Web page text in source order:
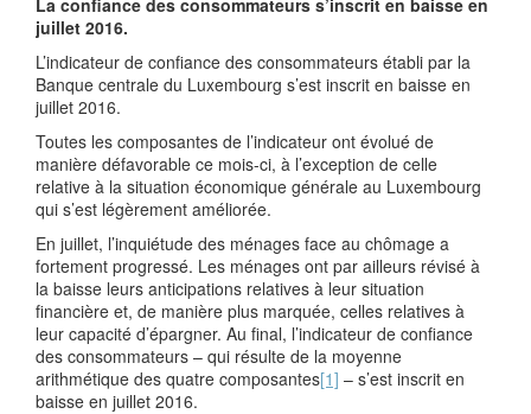
La confiance des consommateurs s’inscrit en baisse en
juillet 2016.
L’indicateur de confiance des consommateurs établi par la
Banque centrale du Luxembourg s’est inscrit en baisse en
juillet 2016.
Toutes les composantes de l’indicateur ont évolué de
manière défavorable ce mois-ci, à l’exception de celle
relative à la situation économique générale au Luxembourg
qui s’est légèrement améliorée.
En juillet, l’inquiétude des ménages face au chômage a
fortement progressé. Les ménages ont par ailleurs révisé à
la baisse leurs anticipations relatives à leur situation
financière et, de manière plus marquée, celles relatives à
leur capacité d’épargner. Au final, l’indicateur de confiance
des consommateurs – qui résulte de la moyenne
arithmétique des quatre composantes[1] – s’est inscrit en
baisse en juillet 2016.